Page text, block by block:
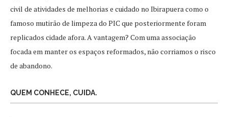
civil de atividades de melhorias e cuidado no Ibirapuera como o
famoso mutirão de limpeza do PIC que posteriormente foram
replicados cidade afora. A vantagem? Com uma associação
focada em manter os espaços reformados, não corriamos o risco
de abandono.
QUEM CONHECE, CUIDA.